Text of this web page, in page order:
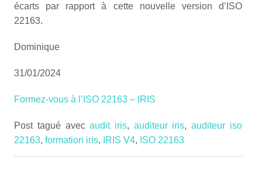
écarts par rapport à cette nouvelle version d’ISO
22163.
Dominique
31/01/2024
Formez-vous à l’ISO 22163 – IRIS
Post tagué avecaudit iris, auditeur iris, auditeur iso
22163,formation iris, IRIS V4, ISO 22163